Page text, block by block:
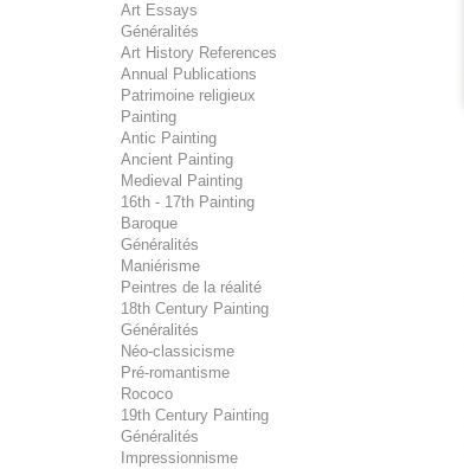
Art Essays
Généralités
Art History References
Annual Publications
Patrimoine religieux
Painting
Antic Painting
Ancient Painting
Medieval Painting
16th - 17th Painting
Baroque
Généralités
Maniérisme
Peintres de la réalité
18th Century Painting
Généralités
Néo-classicisme
Pré-romantisme
Rococo
19th Century Painting
Généralités
Impressionnisme